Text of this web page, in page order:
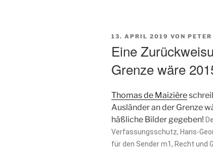
VERÖFFENTLICHT
13. APRIL 2019 VON
Eine
Grenze wäre
Thomas de Maizière
Ausländer an der Grenze
häßliche Bilder gegeben!
Verfassungsschutz, Hans-
für den Sender m1, Recht